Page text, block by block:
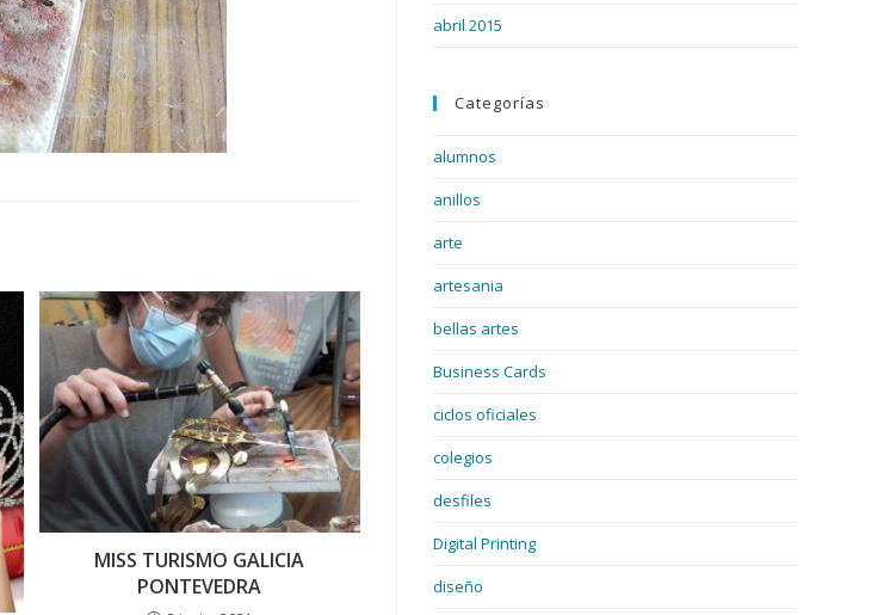
MISS TURISMO GALICIA
PONTEVEDRA
abril 2015
Categorías
alumnos
anillos
arte
artesania
bellas artes
Business Cards
ciclos oficiales
colegios
desfiles
Digital Printing
diseño